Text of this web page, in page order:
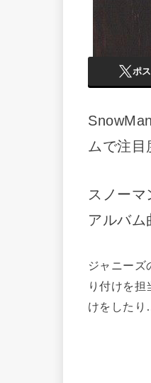
ポ
ムで注
スノー
アルバム
ジャニーズ
り付けを
けをした